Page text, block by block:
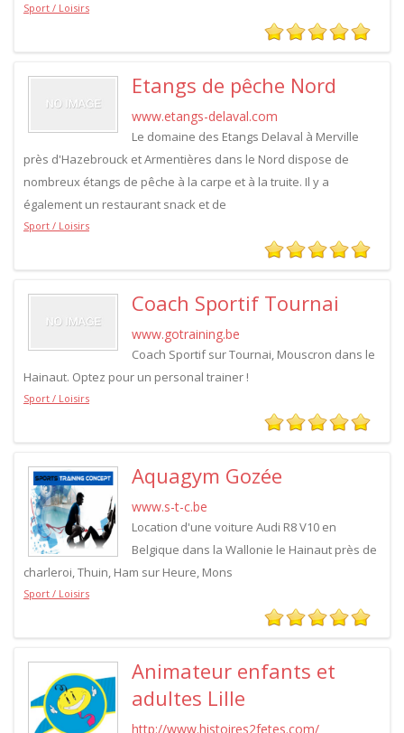
Sport / Loisirs
Etangs de pêche Nord
www.etangs-delaval.com
Le domaine des Etangs Delaval à Merville
près d'Hazebrouck et Armentières dans le Nord dispose de
nombreux étangs de pêche à la carpe et à la truite. Il y a
également un restaurant snack et de
Sport / Loisirs
Coach Sportif Tournai
www.gotraining.be
Coach Sportif sur Tournai, Mouscron dans le
Hainaut. Optez pour un personal trainer !
Sport / Loisirs
Aquagym Gozée
www.s-t-c.be
Location d'une voiture Audi R8 V10 en
Belgique dans la Wallonie le Hainaut près de
charleroi, Thuin, Ham sur Heure, Mons
Sport / Loisirs
Animateur enfants et
adultes Lille
http://www.histoires2fetes.com/